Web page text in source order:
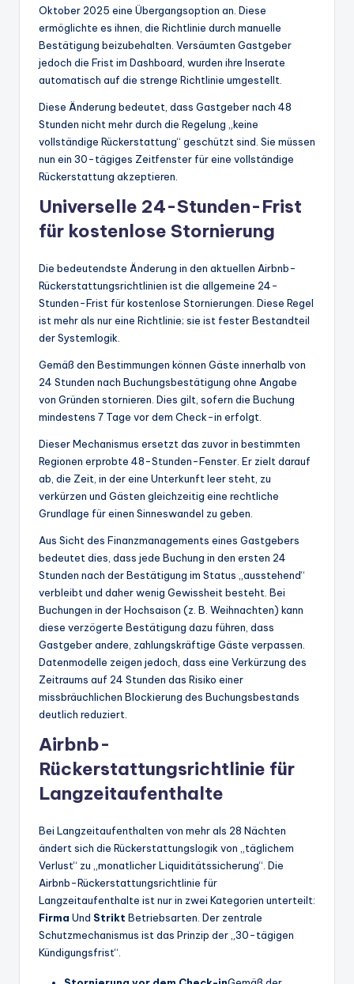
Oktober 2025 eine Übergangsoption an. Diese
ermöglichte es ihnen, die Richtlinie durch manuelle
Bestätigung beizubehalten. Versäumten Gastgeber
jedoch die Frist im Dashboard, wurden ihre Inserate
automatisch auf die strenge Richtlinie umgestellt.
Diese Änderung bedeutet, dass Gastgeber nach 48
Stunden nicht mehr durch die Regelung „keine
vollständige Rückerstattung“ geschützt sind. Sie müssen
nun ein 30-tägiges Zeitfenster für eine vollständige
Rückerstattung akzeptieren.
Universelle 24-Stunden-Frist
für kostenlose Stornierung
Die bedeutendste Änderung in den aktuellen Airbnb-
Rückerstattungsrichtlinien ist die allgemeine 24-
Stunden-Frist für kostenlose Stornierungen. Diese Regel
ist mehr als nur eine Richtlinie; sie ist fester Bestandteil
der Systemlogik.
Gemäß den Bestimmungen können Gäste innerhalb von
24 Stunden nach Buchungsbestätigung ohne Angabe
von Gründen stornieren. Dies gilt, sofern die Buchung
mindestens 7 Tage vor dem Check-in erfolgt.
Dieser Mechanismus ersetzt das zuvor in bestimmten
Regionen erprobte 48-Stunden-Fenster. Er zielt darauf
ab, die Zeit, in der eine Unterkunft leer steht, zu
verkürzen und Gästen gleichzeitig eine rechtliche
Grundlage für einen Sinneswandel zu geben.
Aus Sicht des Finanzmanagements eines Gastgebers
bedeutet dies, dass jede Buchung in den ersten 24
Stunden nach der Bestätigung im Status „ausstehend“
verbleibt und daher wenig Gewissheit besteht. Bei
Buchungen in der Hochsaison (z. B. Weihnachten) kann
diese verzögerte Bestätigung dazu führen, dass
Gastgeber andere, zahlungskräftige Gäste verpassen.
Datenmodelle zeigen jedoch, dass eine Verkürzung des
Zeitraums auf 24 Stunden das Risiko einer
missbräuchlichen Blockierung des Buchungsbestands
deutlich reduziert.
Airbnb-
Rückerstattungsrichtlinie für
Langzeitaufenthalte
Bei Langzeitaufenthalten von mehr als 28 Nächten
ändert sich die Rückerstattungslogik von „täglichem
Verlust“ zu „monatlicher Liquiditätssicherung“. Die
Airbnb-Rückerstattungsrichtlinie für
Langzeitaufenthalte ist nur in zwei Kategorien unterteilt:
Firma Und Strikt Betriebsarten. Der zentrale
Schutzmechanismus ist das Prinzip der „30-tägigen
Kündigungsfrist“.